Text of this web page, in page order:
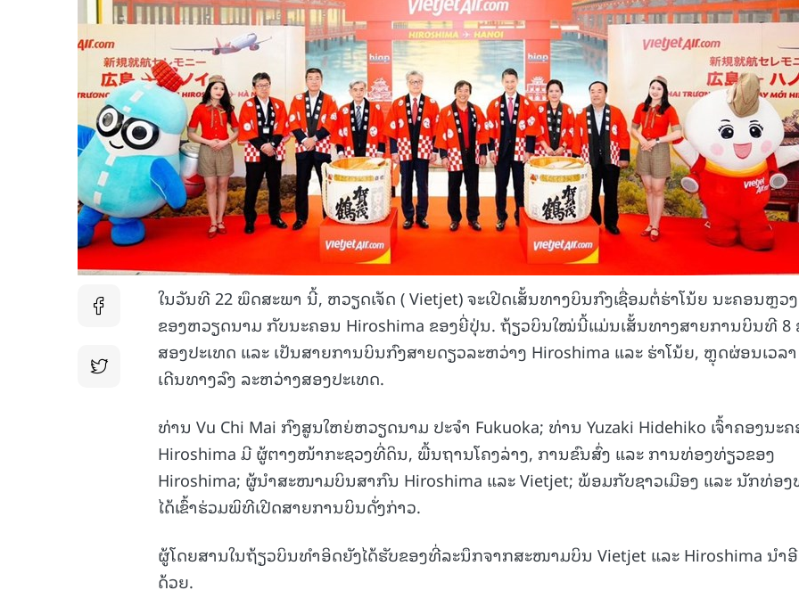
ໃນວັນທີ 22 ພຶດສະພາ ນີ້, ຫວຽດເຈັດ ( Vietjet) ຈະເປີດເສັ້ນທາງບິນກົງເຊື່ອມຕໍ່ຮ່າໂນ້ຍ ນະຄອນຫຼວງ
ຂອງຫວຽດນາມ ກັບນະຄອນ Hiroshima ຂອງຍີ່ປຸ່ນ. ຖ້ຽວບິນໃໝ່ນີ້ແມ່ນເສັ້ນທາງສາຍການບິນທີ 8
ສອງປະເທດ ແລະ ເປັນສາຍການບິນກົງສາຍດຽວລະຫວ່າງ Hiroshima ແລະ ຮ່າໂນ້ຍ, ຫຼຸດຜ່ອນເວລາ
ເດີນທາງລົງ ລະຫວ່າງສອງປະເທດ.
ທ່ານ Vu Chi Mai ກົງສູນໃຫຍ່ຫວຽດນາມ ປະຈໍາ Fukuoka; ທ່ານ Yuzaki Hidehiko ເຈົ້າຄອງນະ
Hiroshima ມີ ຜູ້ຕາງໜ້າກະຊວງທີ່ດິນ, ພື້ນຖານໂຄງລ່າງ, ການຂົນສົ່ງ ແລະ ການທ່ອງທ່ຽວຂອງ
Hiroshima; ຜູ້ນຳສະໜາມບິນສາກົນ Hiroshima ແລະ Vietjet; ພ້ອມກັບຊາວເມືອງ ແລະ ນັກທ່ອງ
ໄດ້ເຂົ້າຮ່ວມພິທີເປີດສາຍການບິນດັ່ງກ່າວ.
ຜູ້ໂດຍສານໃນຖ້ຽວບິນທຳອິດຍັງໄດ້ຮັບຂອງທີ່ລະນຶກຈາກສະໜາມບິນ Vietjet ແລະ Hiroshima ນໍາ
ດ້ວຍ.